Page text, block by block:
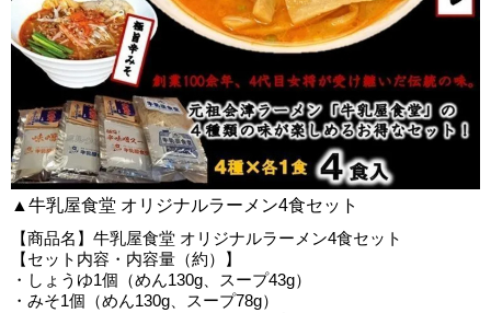
▲牛乳屋食堂 オリジナルラーメン4食セット
【商品名】牛乳屋食堂 オリジナルラーメン4食セット
【セット内容・内容量（約）】
・しょうゆ1個（めん130g、スープ43g）
・みそ1個（めん130g、スープ78g）